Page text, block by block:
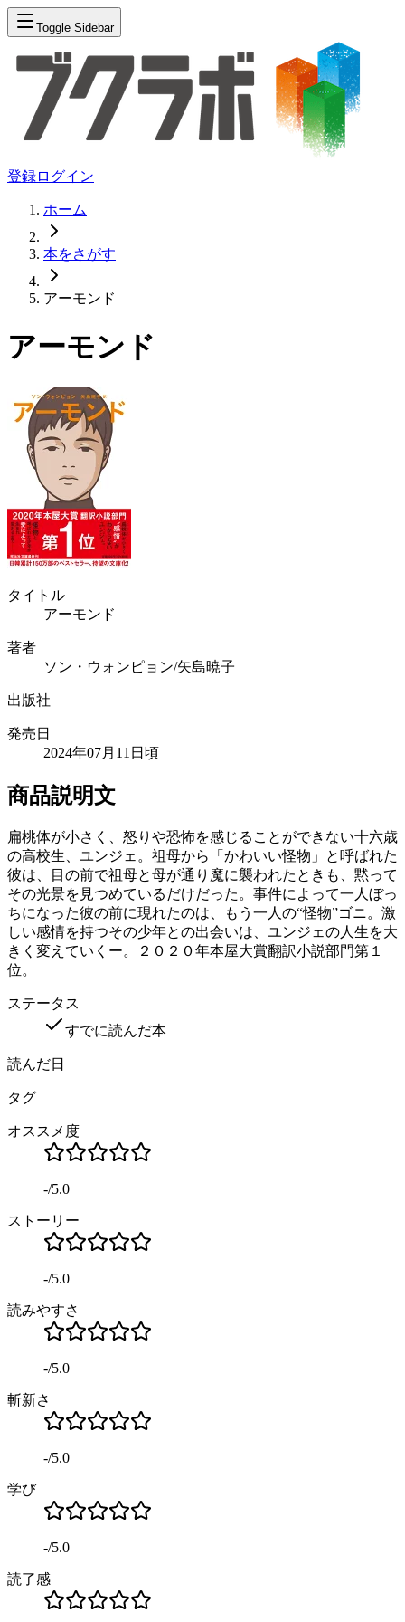
Toggle Sidebar
登録ログイン
ホーム
本をさがす
アーモンド
アーモンド
タイトル
アーモンド
著者
ソン・ウォンピョン/矢島暁子
出版社
発売日
2024年07月11日頃
商品説明文
扁桃体が小さく、怒りや恐怖を感じることができない十六歳
の高校生、ユンジェ。祖母から「かわいい怪物」と呼ばれた
彼は、目の前で祖母と母が通り魔に襲われたときも、黙って
その光景を見つめているだけだった。事件によって一人ぼっ
ちになった彼の前に現れたのは、もう一人の“怪物”ゴニ。激
しい感情を持つその少年との出会いは、ユンジェの人生を大
きく変えていくー。２０２０年本屋大賞翻訳小説部門第１
位。
ステータス
すでに読んだ本
読んだ日
タグ
オススメ度
-/5.0
ストーリー
-/5.0
読みやすさ
-/5.0
斬新さ
-/5.0
学び
-/5.0
読了感